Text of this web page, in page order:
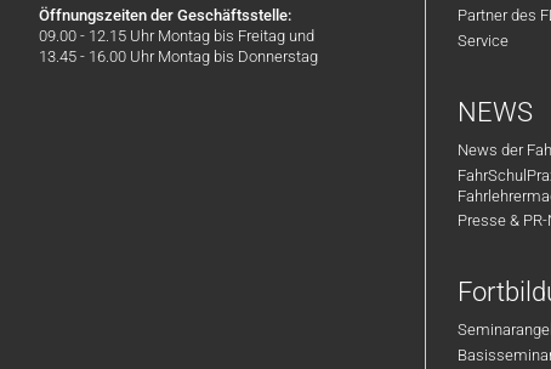
Öffnungszeiten der Geschäftsstelle:
09.00 - 12.15 Uhr Montag bis Freitag und
13.45 - 16.00 Uhr Montag bis Donnerstag
Partner des
Service
NEWS
News der
Presse &